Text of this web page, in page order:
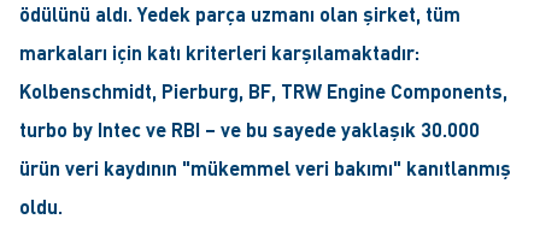
ödülünü aldı. Yedek parça uzmanı olan şirket, tüm
markaları için katı kriterleri karşılamaktadır:
Kolbenschmidt, Pierburg, BF, TRW Engine Components,
turbo by Intec ve RBI – ve bu sayede yaklaşık 30.000
ürün veri kaydının "mükemmel veri bakımı" kanıtlanmış
oldu.